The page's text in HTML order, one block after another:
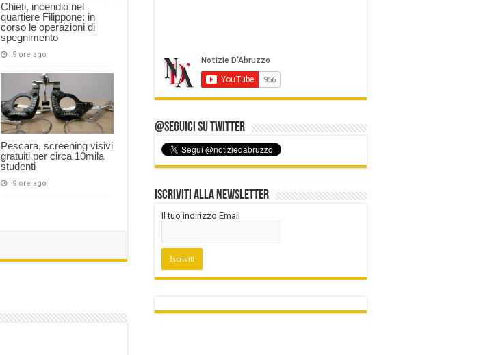
Chieti, incendio nel
quartiere Filippone: in
corso le operazioni di
spegnimento
9 ore ago
Pescara, screening visivi
gratuiti per circa 10mila
studenti
9 ore ago
@Seguici su Twitter
Iscriviti alla Newsletter
Il tuo indirizzo Email